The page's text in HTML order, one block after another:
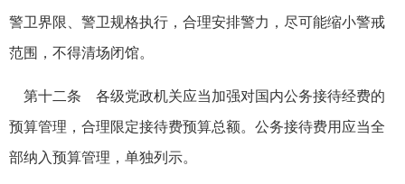
警卫界限、警卫规格执行，合理安排警力，尽可能缩小警戒
范围，不得清场闭馆。
第十二条 各级党政机关应当加强对国内公务接待经费的
预算管理，合理限定接待费预算总额。公务接待费用应当全
部纳入预算管理，单独列示。